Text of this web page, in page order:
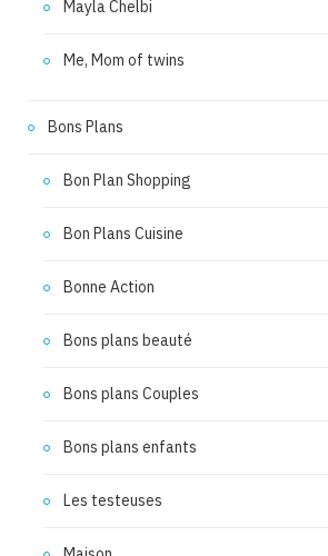
Mayla Chelbi
Me, Mom of twins
Bons Plans
Bon Plan Shopping
Bon Plans Cuisine
Bonne Action
Bons plans beauté
Bons plans Couples
Bons plans enfants
Les testeuses